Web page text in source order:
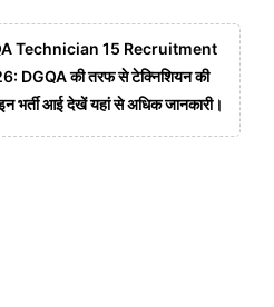
Technician 15 Recruitment
DGQA की तरफ से टेक्निशियन की
भर्ती आई देखें यहां से अधिक जानकारी।